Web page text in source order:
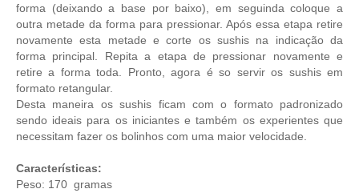
forma (deixando a base por baixo), em seguinda coloque a
outra metade da forma para pressionar. Após essa etapa retire
novamente esta metade e corte os sushis na indicação da
forma principal. Repita a etapa de pressionar novamente e
retire a forma toda. Pronto, agora é so servir os sushis em
formato retangular.
Desta maneira os sushis ficam com o formato padronizado
sendo ideais para os iniciantes e também os experientes que
necessitam fazer os bolinhos com uma maior velocidade.
Características:
Peso: 170 gramas